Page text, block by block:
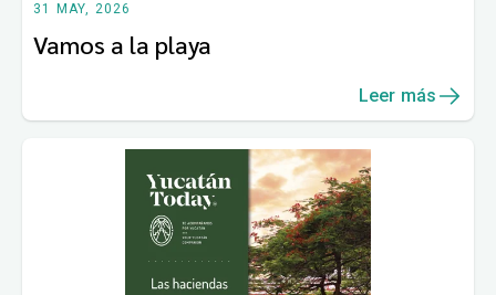
31 MAY, 2026
Vamos a la playa
Leer más